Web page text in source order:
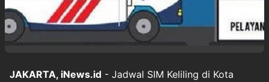
JAKARTA, iNews.id - Jadwal SIM Keliling di Kota